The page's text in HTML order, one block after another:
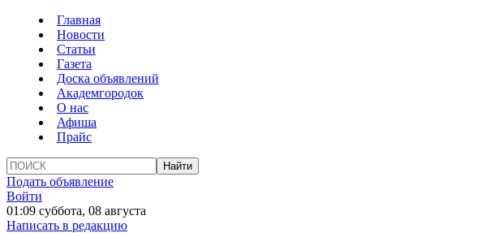
Главная
Новости
Статьи
Газета
Доска объявлений
Академгородок
О нас
Афиша
Прайс
Подать объявление
Войти
01:09 суббота, 08 августа
Написать в редакцию